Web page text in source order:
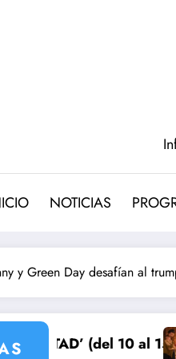
NOTICIAS
y Green Day desafían al
15 de agosto): el
Avance VALLE